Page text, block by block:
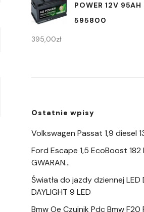
POWER 12V
595800
395,00zł
Ostatnie wpisy
Volkswagen Passat 1,9 diesel
Ford Escape 1,5 EcoBoost
GWARAN…
Światła do jazdy dziennej LED
DAYLIGHT 9 LED
Bmw Oe Czujnik Pdc Bmw F20